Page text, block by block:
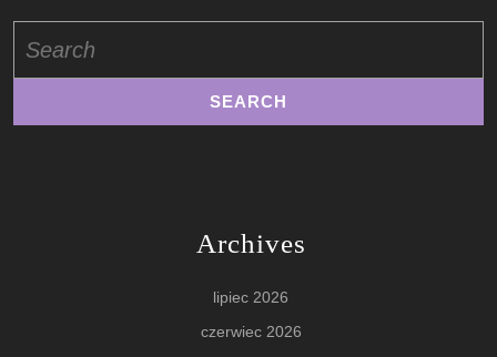
for:
Archives
lipiec 2026
czerwiec 2026